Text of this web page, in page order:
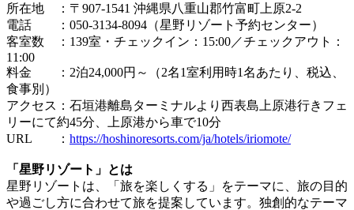
所在地 ：〒907-1541 沖縄県八重山郡竹富町上原2-2
電話 ：050-3134-8094（星野リゾート予約センター）
客室数 ：139室・チェックイン：15:00／チェックアウト：
11:00
料金 ：2泊24,000円～（2名1室利用時1名あたり、税込、
食事別）
アクセス：石垣港離島ターミナルより西表島上原港行きフェ
リーにて約45分、上原港から車で10分
URL ： https://hoshinoresorts.com/ja/hotels/iriomote/
「星野リゾート」とは
星野リゾートは、「旅を楽しくする」をテーマに、旅の目的
や過ごし方に合わせて旅を提案しています。独創的なテーマ